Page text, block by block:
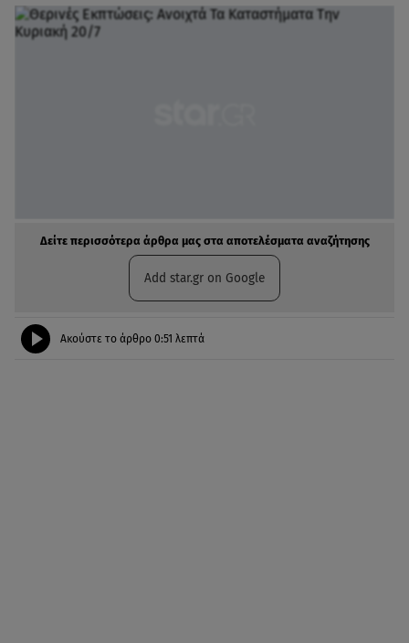
Δείτε περισσότερα άρθρα μας στα αποτελέσματα αναζήτησης
Add star.gr on Google
Ακούστε το άρθρο 0:51 λεπτά